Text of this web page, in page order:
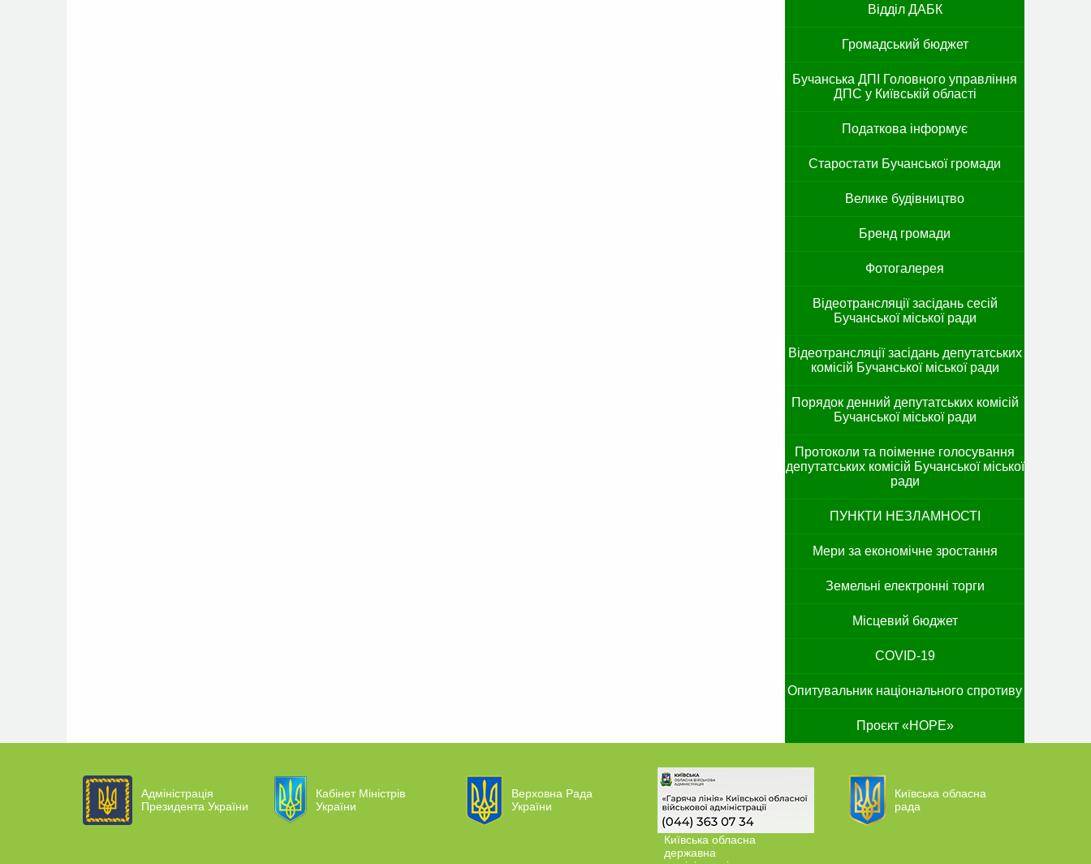
Відділ ДАБК
Громадський бюджет
Бучанська ДПІ Головного управління
ДПС у Київській області
Податкова інформує
Старостати Бучанської громади
Велике будівництво
Бренд громади
Фотогалерея
Відеотрансляції засідань сесій
Бучанської міської ради
Відеотрансляції засідань депутатських
комісій Бучанської міської ради
Порядок денний депутатських комісій
Бучанської міської ради
Протоколи та поіменне голосування
депутатських комісій Бучанської міської
ради
ПУНКТИ НЕЗЛАМНОСТІ
Мери за економічне зростання
Земельні електронні торги
Місцевий бюджет
COVID-19
Опитувальник національного спротиву
Проєкт «HOPE»
Адміністрація
Президента України
Кабінет Міністрів
України
Верховна Рада
України
Київська обласна
державна
Київська обласна
рада